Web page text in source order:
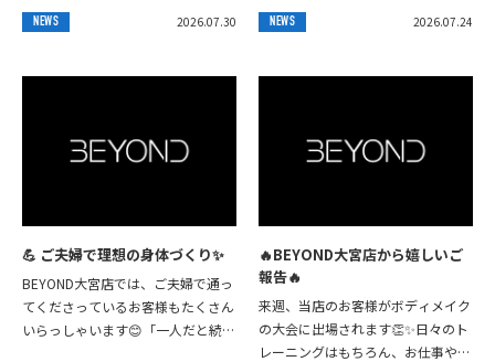
くなり、扱える重...
NEWS 2026.07.30 NEWS 2026.07.24
💪 ご夫婦で理想の身体づくり✨
BEYOND大宮店では、ご夫婦で通っ
てくださっているお客様もたくさん
いらっしゃいます😊「一人だと続か
🔥BEYOND大宮店から嬉しいご
報告🔥
来週、当店のお客様がボディメイク
の大会に出場されます👏✨日々のト
レーニングはもちろん、お仕事やプ